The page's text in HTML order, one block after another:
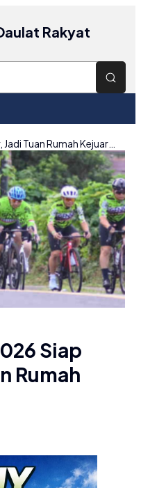
Rakyat
Siap
Rumah